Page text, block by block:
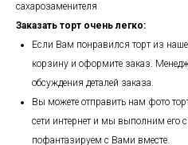
сахарозаменителя
Заказать торт очень легко:
Если Вам понравился торт из
корзину и оформите заказ.
обсуждения деталей заказа.
Вы можете отправить нам фото
сети интернет и мы выполним его
пофантазируем с Вами вместе.